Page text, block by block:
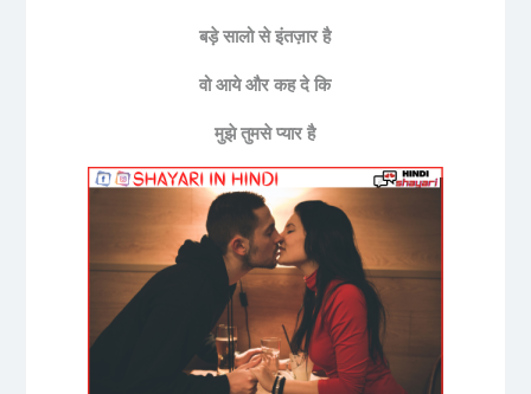
बड़े सालो से इंतज़ार है
वो आये और कह दे कि
मुझे तुमसे प्यार है